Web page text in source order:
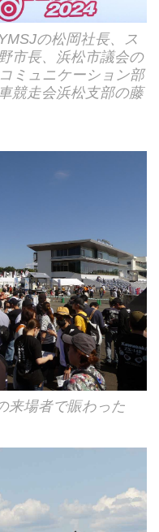
の松岡社長、ス
市長、浜松市議会の
ミュニケーション部
競走会浜松支部の藤
来場者で賑わった